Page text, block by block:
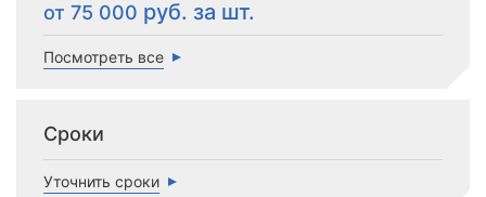
от 75 000
Посмотреть все
Сроки
Уточнить сроки